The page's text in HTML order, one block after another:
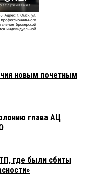
новым почетным
глава АЦ
где были сбиты